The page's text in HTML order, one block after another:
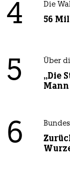
4 Die
56
5 Über
„Die
6